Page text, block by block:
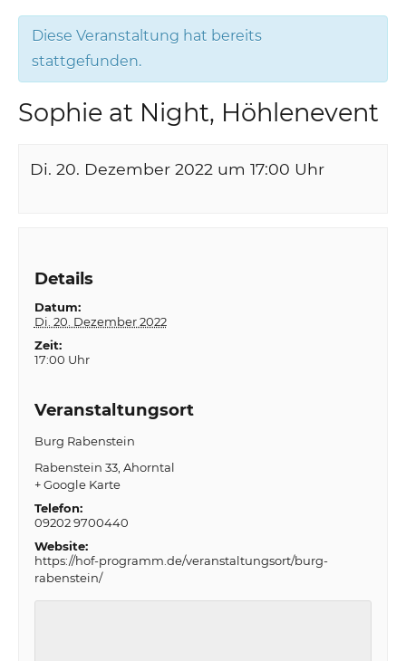
Diese Veranstaltung hat bereits
stattgefunden.
Sophie at Night, Höhlenevent
Di. 20. Dezember 2022 um 17:00 Uhr
Details
Datum:
Di. 20. Dezember 2022
Zeit:
17:00 Uhr
Veranstaltungsort
Burg Rabenstein
Rabenstein 33 Ahorntal
+ Google Karte
Telefon:
09202 9700440
Website:
https://hof-programm.de/veranstaltungsort/burg-
rabenstein/